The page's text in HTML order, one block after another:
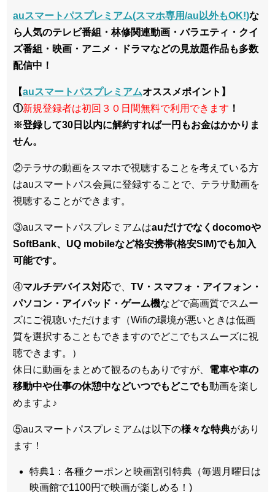
auスマートパスプレミアム(スマホ専用/au以外もOK!)な
ら人気のテレビ番組・林修関連動画・バラエティ・クイ
ズ番組・映画・アニメ・ドラマなどの見放題作品も多数
配信中！
【auスマートパスプレミアムオススメポイント】
①新規登録者は初回３０日間無料で利用できます ！
※登録して30日以内に解約すれば一円もお金はかかりま
せん。
②テラサの動画をスマホで視聴することを考えている方
はauスマートパス会員に登録することで、テラサ動画を
視聴することができます。
③auスマートパスプレミアムはauだけでなくdocomoや
SoftBank、UQ mobileなど格安携帯(格安SIM)でも加入
可能です。
④マルチデバイス対応で、 TV・スマフォ・アイフォン・
パソコン・アイパッド・ゲーム機などで高画質でスムー
ズにご視聴いただけます（Wifiの環境が悪いときは低画
質を選択することもできますのでどこでもスムーズに視
聴できます。）
休日に動画をまとめて観るのもありですが、 電車や車の
移動中や仕事の休憩中などいつでもどこでも動画を楽し
めますよ♪
⑤auスマートパスプレミアムは以下の様々な特典があり
ます！
特典1：各種クーポンと映画割引特典（毎週月曜日は
映画館で1100円で映画が楽しめる！)